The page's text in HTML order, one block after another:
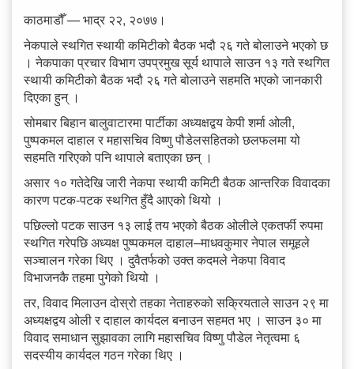
काठमाडौँ — भाद्र २२, २०७७।
नेकपाले स्थगित स्थायी कमिटीको बैठक भदौ २६ गते बोलाउने भएको छ
। नेकपाका प्रचार विभाग उपप्रमुख सूर्य थापाले साउन १३ गते स्थगित
स्थायी कमिटीको बैठक भदौ २६ गते बोलाउने सहमति भएको जानकारी
दिएका हुन् ।
सोमबार बिहान बालुवाटारमा पार्टीका अध्यक्षद्वय केपी शर्मा ओली,
पुष्पकमल दाहाल र महासचिव विष्णु पौडेलसहितको छलफलमा यो
सहमति गरिएको पनि थापाले बताएका छन् ।
असार १० गतेदेखि जारी नेकपा स्थायी कमिटी बैठक आन्तरिक विवादका
कारण पटक-पटक स्थगित हुँदै आएको थियो ।
पछिल्लो पटक साउन १३ लाई तय भएको बैठक ओलीले एकतर्फी रुपमा
स्थगित गरेपछि अध्यक्ष पुष्पकमल दाहाल–माधवकुमार नेपाल समूहले
सञ्‍चालन गरेका थिए । दुवैतर्फको उक्त कदमले नेकपा विवाद
विभाजनकै तहमा पुगेको थियो ।
तर, विवाद मिलाउन दोस्रो तहका नेताहरुको सक्रियताले साउन २९ मा
अध्यक्षद्वय ओली र दाहाल कार्यदल बनाउन सहमत भए । साउन ३० मा
विवाद समाधान सुझावका लागि महासचिव विष्णु पौडेल नेतृत्वमा ६
सदस्यीय कार्यदल गठन गरेका थिए ।